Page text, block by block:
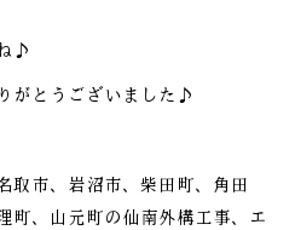
♪
がとうございました♪
取市、岩沼市、柴田町、角田
町、山元町の仙南外構工事、エ